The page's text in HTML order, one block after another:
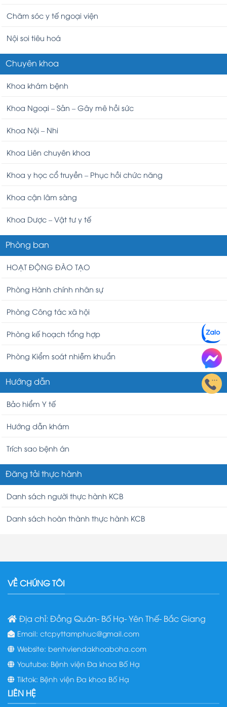
Chăm sóc y tế ngoại viện
Nội soi tiêu hoá
Chuyên khoa
Khoa khám bệnh
Khoa Ngoại – Sản – Gây mê hồi sức
Khoa Nội – Nhi
Khoa Liên chuyên khoa
Khoa y học cổ truyền – Phục hồi chức năng
Khoa cận lâm sàng
Khoa Dược – Vật tư y tế
Phòng ban
HOẠT ĐỘNG ĐÀO TẠO
Phòng Hành chính nhân sự
Phòng Công tác xã hội
Phòng kế hoạch tổng hợp
Phòng Kiểm soát nhiễm khuẩn
Hướng dẫn
Bảo hiểm Y tế
Hướng dẫn khám
Trích sao bệnh án
Đăng tải thực hành
Danh sách người thực hành KCB
Danh sách hoàn thành thực hành KCB
VỀ CHÚNG TÔI
Địa chỉ: Đồng Quán- Bố Hạ- Yên Thế- Bắc Giang
Email: ctcpyttamphuc@gmail.com
Website: benhviendakhoaboha.com
Youtube: Bệnh viện Đa khoa Bố Hạ
Tiktok: Bệnh viện Đa khoa Bố Hạ
LIÊN HỆ